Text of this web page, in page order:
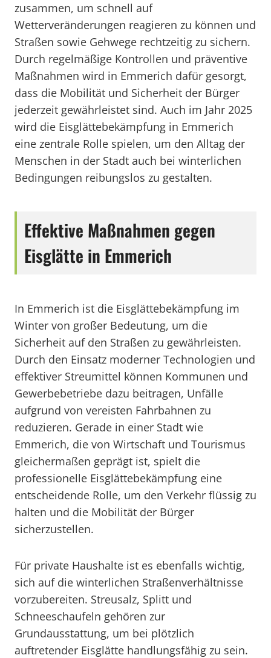
zusammen, um schnell auf
Wetterveränderungen reagieren zu können und
Straßen sowie Gehwege rechtzeitig zu sichern.
Durch regelmäßige Kontrollen und präventive
Maßnahmen wird in Emmerich dafür gesorgt,
dass die Mobilität und Sicherheit der Bürger
jederzeit gewährleistet sind. Auch im Jahr 2025
wird die Eisglättebekämpfung in Emmerich
eine zentrale Rolle spielen, um den Alltag der
Menschen in der Stadt auch bei winterlichen
Bedingungen reibungslos zu gestalten.
Effektive Maßnahmen gegen
Eisglätte in Emmerich
In Emmerich ist die Eisglättebekämpfung im
Winter von großer Bedeutung, um die
Sicherheit auf den Straßen zu gewährleisten.
Durch den Einsatz moderner Technologien und
effektiver Streumittel können Kommunen und
Gewerbebetriebe dazu beitragen, Unfälle
aufgrund von vereisten Fahrbahnen zu
reduzieren. Gerade in einer Stadt wie
Emmerich, die von Wirtschaft und Tourismus
gleichermaßen geprägt ist, spielt die
professionelle Eisglättebekämpfung eine
entscheidende Rolle, um den Verkehr flüssig zu
halten und die Mobilität der Bürger
sicherzustellen.
Für private Haushalte ist es ebenfalls wichtig,
sich auf die winterlichen Straßenverhältnisse
vorzubereiten. Streusalz, Splitt und
Schneeschaufeln gehören zur
Grundausstattung, um bei plötzlich
auftretender Eisglätte handlungsfähig zu sein.